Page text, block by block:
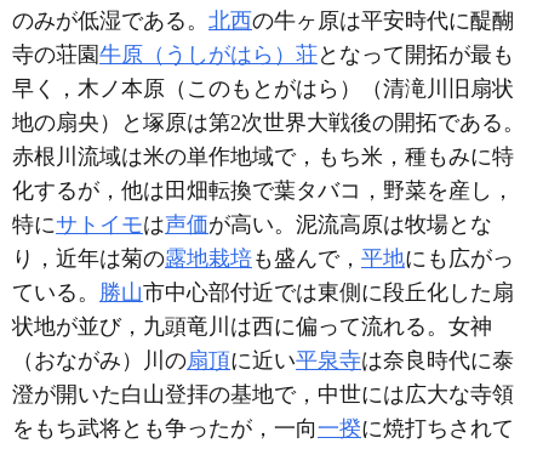
のみが低湿である。 北西の牛ヶ原は平安時代に醍醐
寺の荘園牛原（うしがはら）荘となって開拓が最も
早く，木ノ本原（このもとがはら）（清滝川旧扇状
地の扇央）と塚原は第2次世界大戦後の開拓である。
赤根川流域は米の単作地域で，もち米，種もみに特
化するが，他は田畑転換で葉タバコ，野菜を産し，
特にサトイモは声価が高い。泥流高原は牧場とな
り，近年は菊の露地栽培も盛んで， 平地にも広がっ
ている。 勝山市中心部付近では東側に段丘化した扇
状地が並び，九頭竜川は西に偏って流れる。女神
（おながみ）川の扇頂に近い平泉寺は奈良時代に泰
澄が開いた白山登拝の基地で，中世には広大な寺領
をもち武将とも争ったが，一向一揆に焼打ちされて